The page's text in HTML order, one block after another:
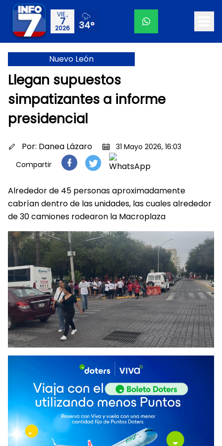
VIE.,
7
2026 34°
Nuevo León
Llegan supuestos
simpatizantes a informe
presidencial
Por: Danea Lázaro
31 Mayo 2026, 16:03
Compartir
Alrededor de 45 personas aproximadamente
cabrían dentro de las unidades, las cuales alrededor
de 30 camiones rodearon la Macroplaza